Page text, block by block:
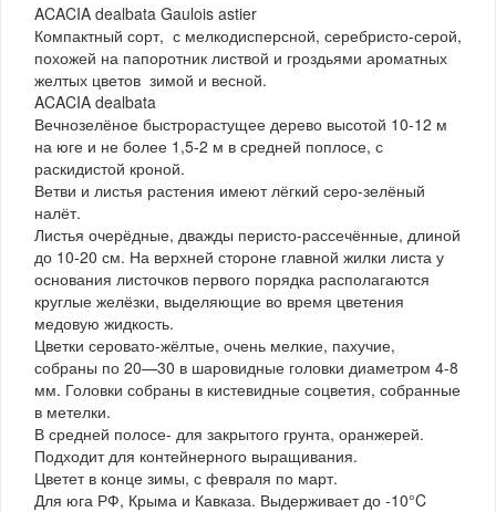
ACACIA dealbata Gaulois astier
Компактный сорт, с мелкодисперсной, серебристо-серой,
похожей на папоротник листвой и гроздьями ароматных
желтых цветов зимой и весной.
ACACIA dealbata
Вечнозелёное быстрорастущее дерево высотой 10-12 м
на юге и не более 1,5-2 м в средней поплосе, с
раскидистой кроной.
Ветви и листья растения имеют лёгкий серо-зелёный
налёт.
Листья очерёдные, дважды перисто-рассечённые, длиной
до 10-20 см. На верхней стороне главной жилки листа у
основания листочков первого порядка располагаются
круглые желёзки, выделяющие во время цветения
медовую жидкость.
Цветки серовато-жёлтые, очень мелкие, пахучие,
собраны по 20—30 в шаровидные головки диаметром 4-8
мм. Головки собраны в кистевидные соцветия, собранные
в метелки.
В средней полосе- для закрытого грунта, оранжерей.
Подходит для контейнерного выращивания.
Цветет в конце зимы, с февраля по март.
Для юга РФ, Крыма и Кавказа. Выдерживает до -10°C